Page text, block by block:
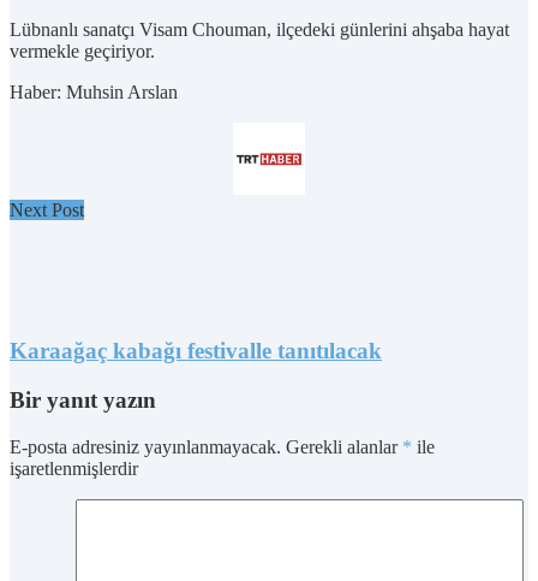
Lübnanlı sanatçı Visam Chouman, ilçedeki günlerini ahşaba hayat
vermekle geçiriyor.
Haber: Muhsin Arslan
Next Post
Karaağaç kabağı festivalle tanıtılacak
Bir yanıt yazın
E-posta adresiniz yayınlanmayacak. Gerekli alanlar * ile
işaretlenmişlerdir